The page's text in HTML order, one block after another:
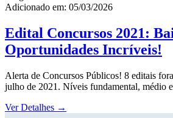
Adicionado em: 05/03/2026
Edital Concursos 2021:
Oportunidades Incríveis!
Alerta de Concursos Públicos! 8 editais
julho de 2021. Níveis fundamental, médio
Ver Detalhes →